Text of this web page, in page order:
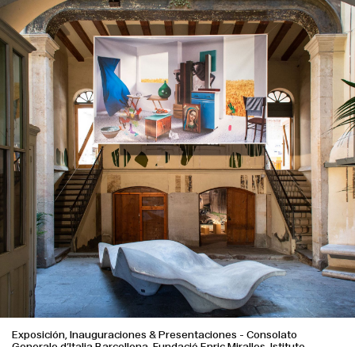
Exposición, Inauguraciones & Presentaciones - Consolato